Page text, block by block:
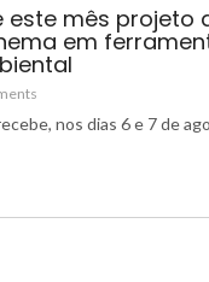
este mês projeto
em
nos dias 6 e 7 de